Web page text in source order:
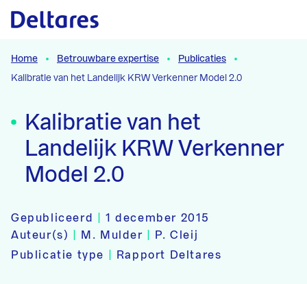
Naar hoofdcontent
Home Betrouwbare expertise
Publicaties
Kalibratie van het Landelijk KRW Verkenner Model 2.0
Kalibratie van het
Landelijk KRW Verkenner
Model 2.0
Gepubliceerd |1 december 2015
Auteur(s)
M. Mulder
P. Cleij
Publicatie type
Rapport Deltares